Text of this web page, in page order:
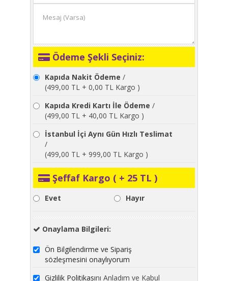
Ödeme Şekli Seçiniz:
Kapıda Nakit Ödeme /
(499,00 TL + 0,00 TL Kargo )
Kapıda Kredi Kartı İle Ödeme /
(499,00 TL + 40,00 TL Kargo )
İstanbul İçi Aynı Gün Hızlı Teslimat
/
(499,00 TL + 999,00 TL Kargo )
Şeffaf Kargo ( + 25 TL )
Evet Hayır
Onaylama Bilgileri:
Ön Bilgilendirme ve Sipariş
sözleşmesini onaylıyorum
Gizlilik Politikasını Anladım ve Kabul